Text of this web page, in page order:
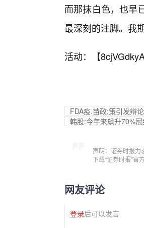
而那抹白色，也早
最深刻的注脚。我
活动：【
FDA疫.苗政;策引发辩论
韩股:今年来飙升70%
声明：证券时报力
下载“证券时报”官
网友评论
登录后可以发言